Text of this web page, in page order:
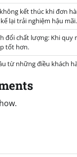
kết thúc khi đơn
lại trải nghiệm hậu mãi.
đổi chất lượng: Khi quy
tốt hơn.
từ những điều khách